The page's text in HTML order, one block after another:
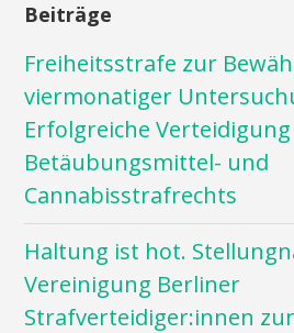
Beiträge
Freiheitsstrafe zur
viermonatiger
Erfolgreiche
Betäubungsmittel- und
Cannabisstrafrechts
Haltung ist hot.
Vereinigung Berliner
Strafverteidiger:innen